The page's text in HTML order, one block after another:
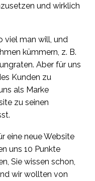
und wirklich
viel man will, und
kümmern, z. B.
Aber für uns
Kunden zu
als Marke
zu seinen
eine neue Website
uns 10 Punkte
Sie wissen schon,
wir wollten von